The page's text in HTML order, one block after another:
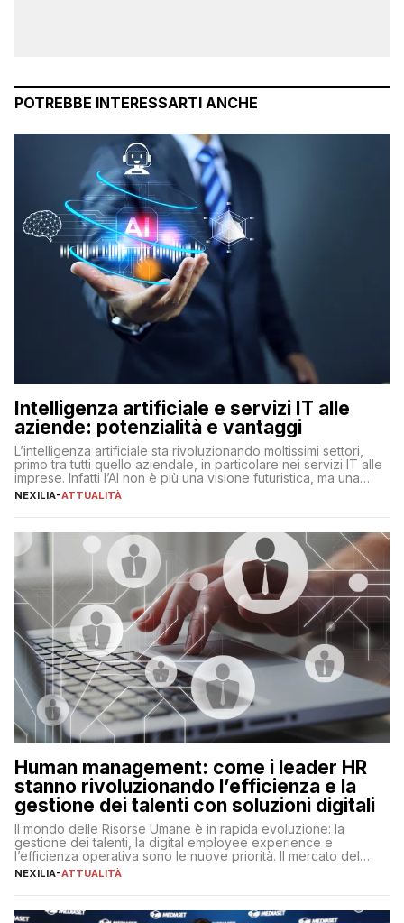
POTREBBE INTERESSARTI ANCHE
Intelligenza artificiale e servizi IT alle
aziende: potenzialità e vantaggi
L’intelligenza artificiale sta rivoluzionando moltissimi settori,
primo tra tutti quello aziendale, in particolare nei servizi IT alle
imprese. Infatti l’AI non è più una visione futuristica, ma una
realtà operativa che sta portando a un cambio significativo in
operazioni, bensì comporta […]
NEXILIA-ATTUALITÀ
Human management: come i leader HR
stanno rivoluzionando l’efficienza e la
gestione dei talenti con soluzioni digitali
Il mondo delle Risorse Umane è in rapida evoluzione: la
gestione dei talenti, la digital employee experience e
l’efficienza operativa sono le nuove priorità. Il mercato del
lavoro, d’altra parte, è sempre più competitivo con una lotta
NEXILIA-ATTUALITÀ